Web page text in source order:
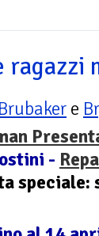
ragazzi
e
-
speciale: